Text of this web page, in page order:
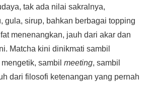
tak ada nilai sakralnya,
gula, sirup, bahkan berbagai topping
menenangkan, jauh dari akar dan
Matcha kini dinikmati sambil
sambil meeting, sambil
dari filosofi ketenangan yang pernah